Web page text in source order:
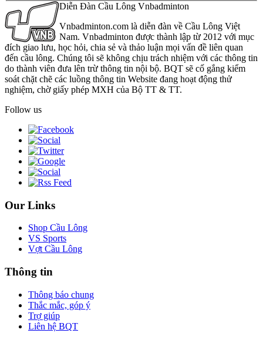
Diễn Đàn Cầu Lông Vnbadminton
Vnbadminton.com là diễn đàn về Cầu Lông Việt
Nam. Vnbadminton được thành lập từ 2012 với mục
đích giao lưu, học hỏi, chia sẻ và thảo luận mọi vấn đề liên quan
đến cầu lông. Chúng tôi sẽ không chịu trách nhiệm với các thông tin
do thành viên đưa lên trừ thông tin nội bộ. BQT sẽ cố gắng kiểm
soát chặt chẽ các luồng thông tin Website đang hoạt động thử
nghiệm, chờ giấy phép MXH của Bộ TT & TT.
Follow us
Our Links
Shop Cầu Lông
VS Sports
Vợt Cầu Lông
Thông tin
Thông báo chung
Thắc mắc, góp ý
Trợ giúp
Liên hệ BQT